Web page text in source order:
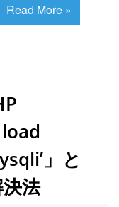
Read More »
」と
法